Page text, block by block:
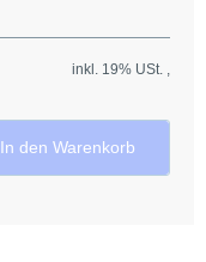
inkl. 19% USt. ,
In den Warenkorb